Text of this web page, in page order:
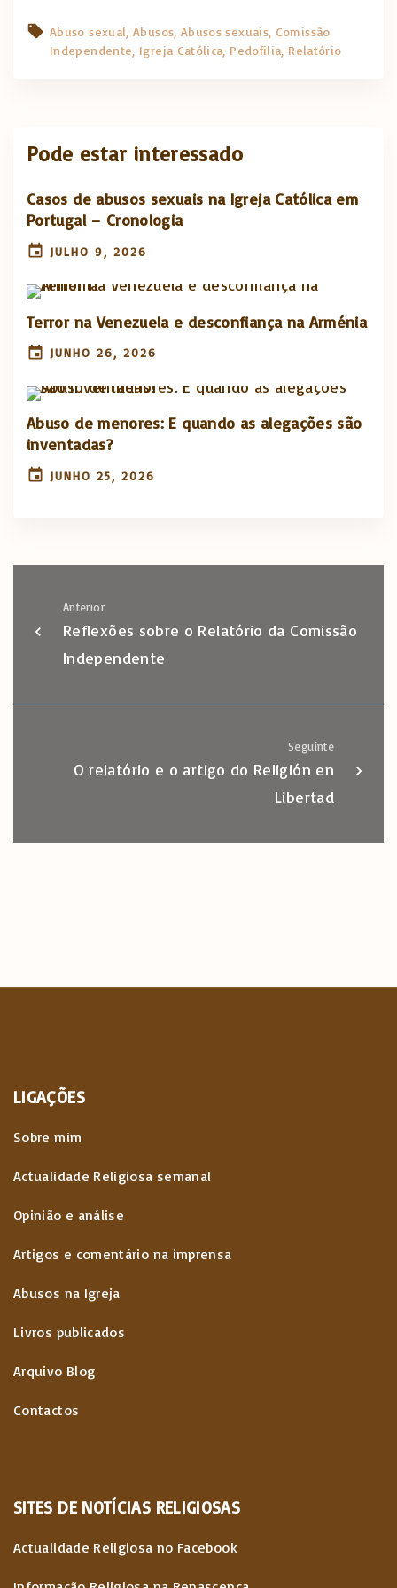
Abuso sexual Abusos Abusos sexuais Comissão
Independente Igreja Católica Pedofilia Relatório
Pode estar interessado
Casos de abusos sexuais na Igreja Católica em
Portugal – Cronologia
JULHO 9, 2026
Terror na Venezuela e desconfiança na Arménia
JUNHO 26, 2026
Abuso de menores: E quando as alegações são
inventadas?
JUNHO 25, 2026
Anterior
Reflexões sobre o Relatório da Comissão
Independente
Seguinte
O relatório e o artigo do Religión en
Libertad
LIGAÇÕES
Sobre mim
Actualidade Religiosa semanal
Opinião e análise
Artigos e comentário na imprensa
Abusos na Igreja
Livros publicados
Arquivo Blog
Contactos
SITES DE NOTÍCIAS RELIGIOSAS
Actualidade Religiosa no Facebook